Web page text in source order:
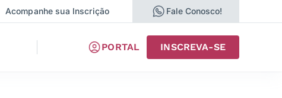
Acompanhe sua Inscrição Fale Conosco!
PORTAL INSCREVA-SE